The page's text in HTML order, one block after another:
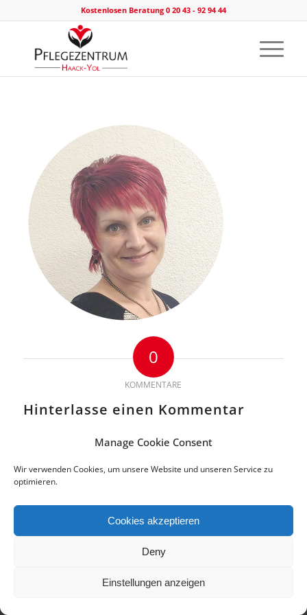
Manage Cookie Consent
Wir verwenden Cookies, um unsere Website und unseren Service zu
optimieren.
Cookies akzeptieren
Deny
Einstellungen anzeigen
Kostenlosen Beratung 0 20 43 - 92 94 44
0
KOMMENTARE
Hinterlasse einen Kommentar
Hinterlasse uns deinen Kommentar!
Du musstangemeldetsein, um einen Kommentar abzugeben.
© 2018 Copyright by di.signs - mediendesign. Alle Rechte vorbehalten.
Cookie-Richtlinie (EU)